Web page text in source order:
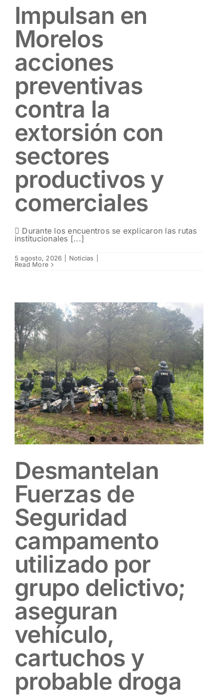
Impulsan en
Morelos
acciones
preventivas
contra la
extorsión con
sectores
productivos y
comerciales
 Durante los encuentros se explicaron las rutas
institucionales [...]
5 agosto, 2026 Noticias
Read More
Desmantelan
Fuerzas de
Seguridad
campamento
utilizado por
grupo delictivo;
aseguran
vehículo,
cartuchos y
probable droga